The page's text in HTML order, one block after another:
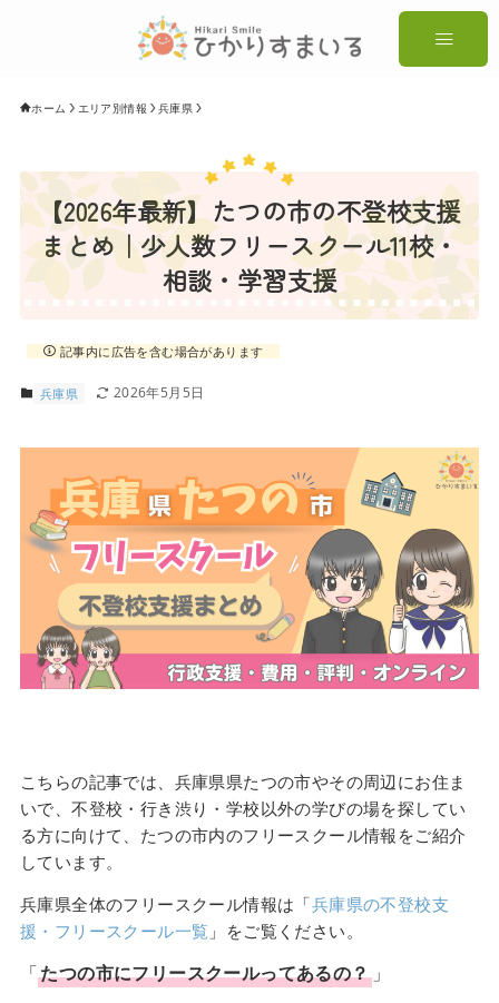
ホーム エリア別情報 兵庫県
【2026年最新】たつの市の不登校支援
まとめ｜少人数フリースクール11校・
相談・学習支援
記事内に広告を含む場合があります
兵庫県 2026年5月5日
こちらの記事では、兵庫県県たつの市やその周辺にお住ま
いで、不登校・行き渋り・学校以外の学びの場を探してい
る方に向けて、たつの市内のフリースクール情報をご紹介
しています。
兵庫県全体のフリースクール情報は「兵庫県の不登校支
援・フリースクール一覧 」をご覧ください。
「たつの市にフリースクールってあるの？」